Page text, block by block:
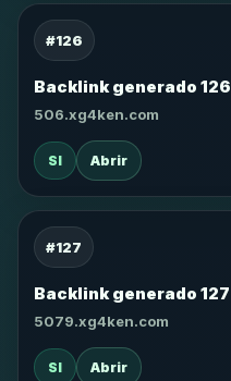
#126
Backlink generado 126
506.xg4ken.com
SI Abrir
#127
Backlink generado 127
5079.xg4ken.com
SI Abrir